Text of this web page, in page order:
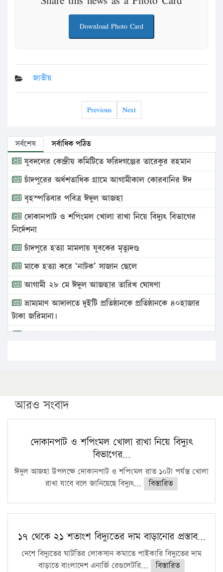
Download Photo Card
জাতীয়
Previous Next
সর্বশেষ সর্বাধিক পঠিত
যুবদলের কেন্দ্রীয় কমিটিতে ফরিদগঞ্জের তারেকুর রহমান
চাঁদপুরের অর্ধশতাধিক গ্রামে আগামীকাল কোরবানির ঈদ
বৃহস্পতিবার পবিত্র ঈদুল আজহা
দোকানপাট ও শপিংমল খোলা রাখা নিয়ে বিদ্যুৎ বিভাগের
নির্দেশনা
চাঁদপুরে হত্যা মামলায় যুবকের মৃত্যুদণ্ড
মাকে হত্যা করে ‘নাটক’ সাজান ছেলে
আগামী ২৮ মে ঈদুল আজহার তারিখ ঘোষণা
ভ্রাম্যমাণ আদালতে দুইটি প্রতিষ্ঠানকে প্রতিষ্ঠানকে ৪০হাজার
টাকা জরিমানা।
এবার লঞ্চের ভাড়া বাড়ল
পিএইচডি করছেন কুয়েটের কৃতি…
সারা দেশে বজ্রাঘাতে ১৪ জনের প্রাণহানি
কঠোর হচ্ছে এসএসসি ও এইচএসসি পরীক্ষা
ফরিদগঞ্জে আগুনে পুড়লো ৬ ব্যবসা প্রতিষ্ঠান
আরও সংবাদ
দোকানপাট ও শপিংমল খোলা রাখা নিয়ে বিদ্যুৎ
বিভাগের…
ঈদুল আজহা উপলক্ষে দোকানপাট ও শপিংমল রাত ১০টা পর্যন্ত খোলা
রাখা যাবে বলে জানিয়েছে বিদ্যুৎ...
বিস্তারিত
১৭ থেকে ২১ শতাংশ বিদ্যুতের দাম বাড়ানোর প্রস্তাব…
দেশে বিদ্যুতের ঘাটতির লোকসান কমাতে পাইকারি বিদ্যুতের দাম
বাড়াতে বাংলাদেশ এনার্জি রেগুলেটরি...
বিস্তারিত